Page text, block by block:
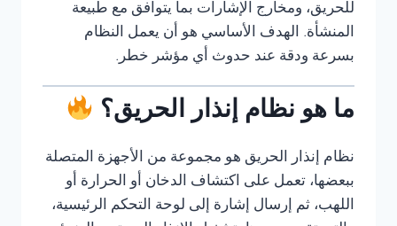
للحريق، ومخارج الإشارات بما يتوافق مع طبيعة
المنشأة. الهدف الأساسي هو أن يعمل النظام
بسرعة ودقة عند حدوث أي مؤشر خطر.
ما هو نظام إنذار الحريق؟
نظام إنذار الحريق هو مجموعة من الأجهزة المتصلة
ببعضها، تعمل على اكتشاف الدخان أو الحرارة أو
اللهب، ثم إرسال إشارة إلى لوحة التحكم الرئيسية،